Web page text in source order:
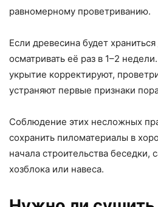
равномерному проветриванию.
Если древесина будет
осматривать её раз в 1–2
укрытие корректируют,
устраняют первые признаки
Соблюдение этих несложных
сохранить пиломатериалы в
начала строительства беседки,
хозблока или навеса.